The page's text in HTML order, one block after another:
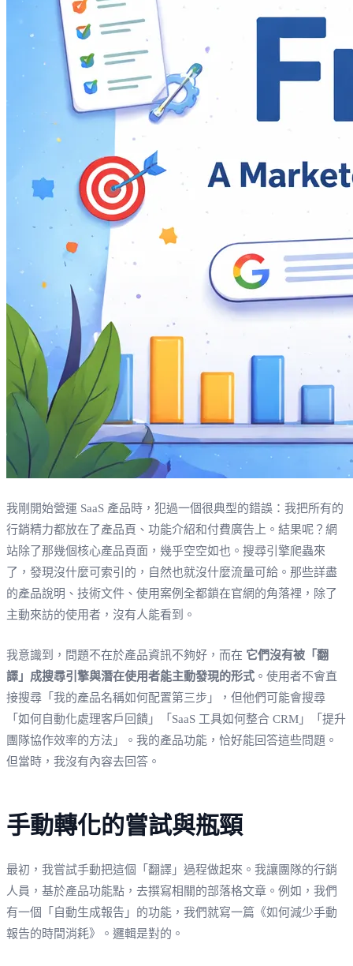
我剛開始營運 SaaS 產品時，犯過一個很典型的錯誤：我把所有的
行銷精力都放在了產品頁、功能介紹和付費廣告上。結果呢？網
站除了那幾個核心產品頁面，幾乎空空如也。搜尋引擎爬蟲來
了，發現沒什麼可索引的，自然也就沒什麼流量可給。那些詳盡
的產品說明、技術文件、使用案例全都鎖在官網的角落裡，除了
主動來訪的使用者，沒有人能看到。
我意識到，問題不在於產品資訊不夠好，而在 它們沒有被「翻
譯」成搜尋引擎與潛在使用者能主動發現的形式 。使用者不會直
接搜尋「我的產品名稱如何配置第三步」，但他們可能會搜尋
「如何自動化處理客戶回饋」「SaaS 工具如何整合 CRM」「提升
團隊協作效率的方法」。我的產品功能，恰好能回答這些問題。
但當時，我沒有內容去回答。
手動轉化的嘗試與瓶頸
最初，我嘗試手動把這個「翻譯」過程做起來。我讓團隊的行銷
人員，基於產品功能點，去撰寫相關的部落格文章。例如，我們
有一個「自動生成報告」的功能，我們就寫一篇《如何減少手動
報告的時間消耗》。邏輯是對的。